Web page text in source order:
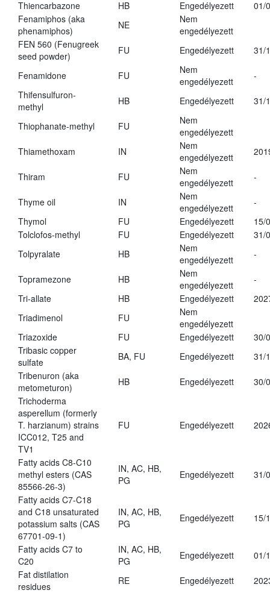
Thiencarbazone
HB Engedélyezett
01/
Fenamiphos (aka
phenamiphos)
NE
Nem
engedélyezett
FEN 560 (Fenugreek
seed powder)
FU Engedélyezett 31/
Fenamidone FU
Nem
engedélyezett
-
Thifensulfuron-
methyl
HB Engedélyezett 31/
Thiophanate-methyl FU
Nem
engedélyezett
Thiamethoxam
IN
Nem
engedélyezett
Thiram FU
Nem
engedélyezett
-
Thyme oil IN
Nem
engedélyezett
-
Thymol
FU Engedélyezett
15/
Tolclofos-methyl
FU Engedélyezett
31/
Tolpyralate
HB
Nem
engedélyezett
-
Topramezone HB
Nem
engedélyezett
-
Tri-allate
HB Engedélyezett
Triadimenol
FU
Nem
engedélyezett
Triazoxide
FU Engedélyezett
30/
Tribasic copper
sulfate
BA, FU Engedélyezett
31/
Tribenuron (aka
metometuron)
HB Engedélyezett
30/
Trichoderma
asperellum (formerly
T. harzianum) strains
ICC012, T25 and
TV1
FU Engedélyezett
Fatty acids C8-C10
methyl esters (CAS
85566-26-3)
IN, AC, HB,
PG
Engedélyezett 31/
Fatty acids C7-C18
and C18 unsaturated
potassium salts (CAS
67701-09-1)
IN, AC, HB,
PG
Engedélyezett 15/
Fatty acids C7 to
C20
IN, AC, HB,
PG
Engedélyezett
01/
Fat distilation
residues
RE Engedélyezett